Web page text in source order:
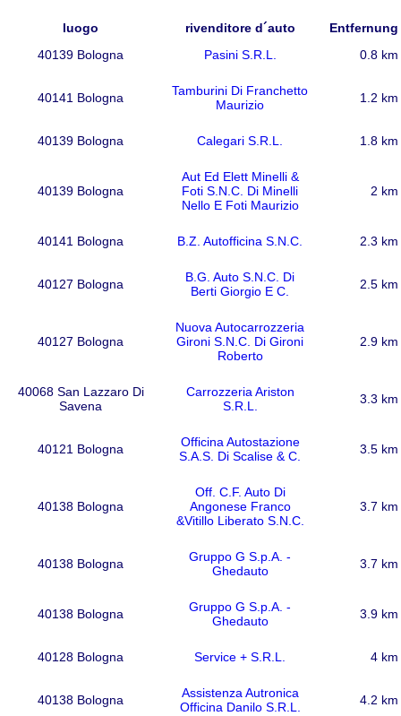
luogo rivenditore d´auto
Entfernung
40139 Bologna
Pasini S.R.L. 0.8 km
40141 Bologna
Tamburini Di Franchetto
Maurizio
1.2 km
40139 Bologna Calegari S.R.L. 1.8 km
40139 Bologna
Aut Ed Elett Minelli &
Foti S.N.C. Di Minelli
Nello E Foti Maurizio
2 km
40141 Bologna B.Z. Autofficina S.N.C. 2.3 km
40127 Bologna
B.G. Auto S.N.C. Di
Berti Giorgio E C.
2.5 km
40127 Bologna
Nuova Autocarrozzeria
Gironi S.N.C. Di Gironi
Roberto
2.9 km
40068 San Lazzaro Di
Savena
Carrozzeria Ariston
S.R.L.
3.3 km
40121 Bologna
Officina Autostazione
S.A.S. Di Scalise & C.
3.5 km
40138 Bologna
Off. C.F. Auto Di
Angonese Franco
&Vitillo Liberato S.N.C.
3.7 km
40138 Bologna
Gruppo G S.p.A. -
Ghedauto
3.7 km
40138 Bologna
Gruppo G S.p.A. -
Ghedauto
3.9 km
40128 Bologna Service + S.R.L. 4 km
40138 Bologna
Assistenza Autronica
Officina Danilo S.R.L.
4.2 km